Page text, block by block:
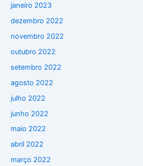
janeiro 2023
dezembro 2022
novembro 2022
outubro 2022
setembro 2022
agosto 2022
julho 2022
junho 2022
maio 2022
abril 2022
março 2022